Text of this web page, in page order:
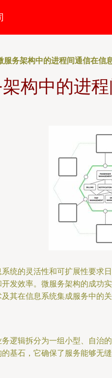
服务架构中的进程间通信在信
构中的进
统的灵活性和可扩展性要求
发效率。微服务架构的成功
其在信息系统集成服务中的关
逻辑拆分为一组小型、自治
基石，它确保了服务能够无